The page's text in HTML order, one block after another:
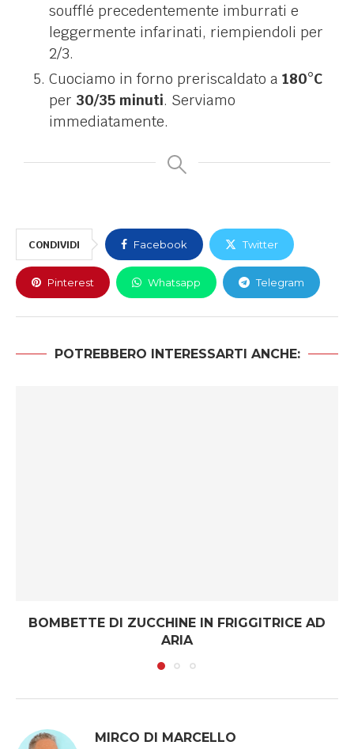
soufflé precedentemente imburrati e
leggermente infarinati, riempiendoli per
2/3.
Cuociamo in forno preriscaldato a 180°C
per 30/35 minuti. Serviamo
immediatamente.
CONDIVIDI Facebook Twitter
Pinterest Whatsapp Telegram
POTREBBERO INTERESSARTI ANCHE:
BOMBETTE DI ZUCCHINE IN FRIGGITRICE AD
ARIA
MIRCO DI MARCELLO